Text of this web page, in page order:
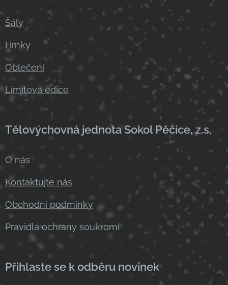
Šály
Hrnky
Oblečení
Limitová edice
Tělovýchovná jednota Sokol Pěčice, z.s.
O nás
Kontaktujte nás
Obchodní podmínky
Pravidla ochrany soukromí
Přihlaste se k odběru novinek